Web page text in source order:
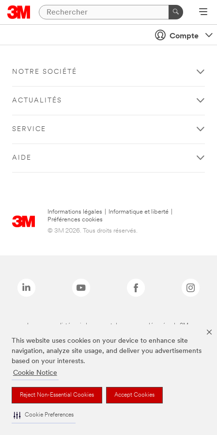
This website uses cookies on your device to enhance site
navigation, analyze site usage, and deliver you advertisements
based on your interests.
Cookie Notice
Reject Non-Essential Cookies Accept Cookies
Cookie Preferences
Compte
NOTRE SOCIÉTÉ
ACTUALITÉS
SERVICE
AIDE
Informations légales Informatique et liberté
Préférences cookies
© 3M 2026. Tous droits réservés.
Les marques listées ci-dessus sont des marques déposées de 3M.